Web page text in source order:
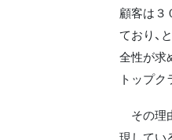
顧客は３
ており、
全性が求
トップク
その理